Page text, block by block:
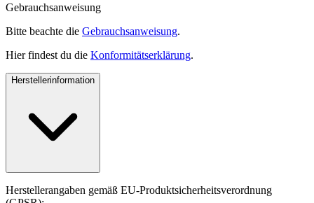
Gebrauchsanweisung
Bitte beachte die Gebrauchsanweisung.
Hier findest du die Konformitätserklärung.
Herstellerinformation
Herstellerangaben gemäß EU-Produktsicherheitsverordnung